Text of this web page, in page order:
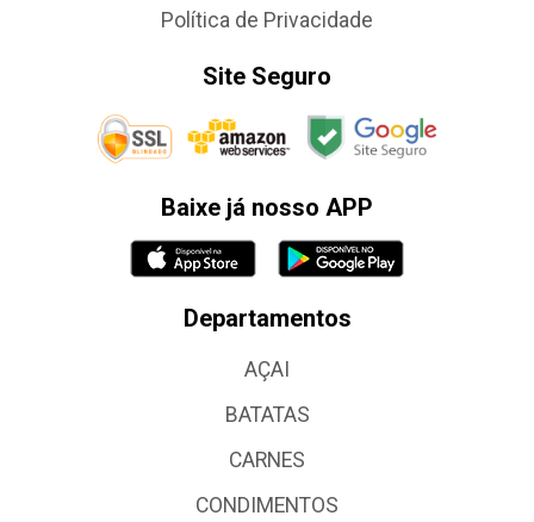
Política de Privacidade
Site Seguro
Baixe já nosso APP
Departamentos
AÇAI
BATATAS
CARNES
CONDIMENTOS